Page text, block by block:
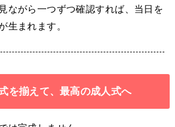
ながら一つずつ確認すれば、当日を
生まれます。
を揃えて、最高の成人式へ